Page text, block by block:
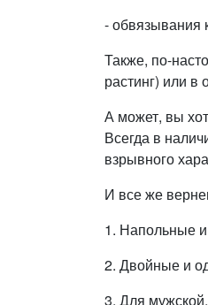
- обвязывания
Также, по-
растинг) или в
А может, вы
Всегда в
взрывного
И все же
1. Напольные
2. Двойные и
3. Для